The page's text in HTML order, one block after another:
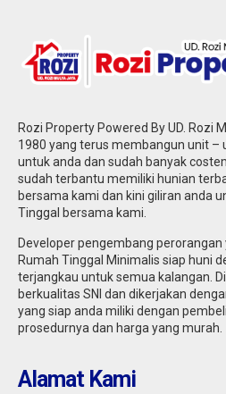
Tinggal Minimalis Harga
Lokasi Strategis
Rozi Property Powered By UD. Rozi
1980 yang terus membangun unit –
untuk anda dan sudah banyak
sudah terbantu memiliki hunian
bersama kami dan kini giliran anda
Tinggal bersama kami.
Developer pengembang
Rumah Tinggal Minimalis siap huni
terjangkau untuk semua kalangan.
berkualitas SNI dan dikerjakan
yang siap anda miliki dengan
prosedurnya dan harga yang murah.
Alamat Kami